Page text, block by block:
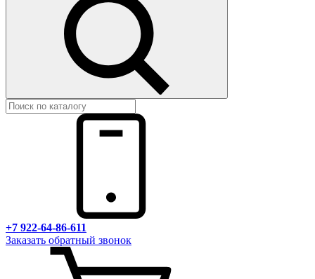
+7 922-64-86-611
Заказать обратный звонок